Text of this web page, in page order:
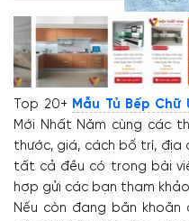
Top 20+ Mẫu Tủ Bếp Chữ
Mới Nhất Năm cùng các
thước, giá, cách bố trí, địa
tất cả đều có trong bài
hợp gửi các bạn tham
Nếu còn đang băn khoăn